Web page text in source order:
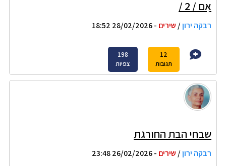
אִם / 2 /
רבקה ירון/ שירים - 28/02/2026 18:52
12
תגובות
198
צפיות
שבחי הבת החורגת
רבקה ירון/ שירים - 26/02/2026 23:48